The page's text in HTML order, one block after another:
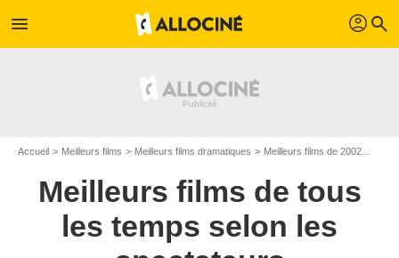
menu profil search
Accueil Meilleurs films Meilleurs films dramatiques Meilleurs films de 2002
Meilleurs films de tous
les temps selon les